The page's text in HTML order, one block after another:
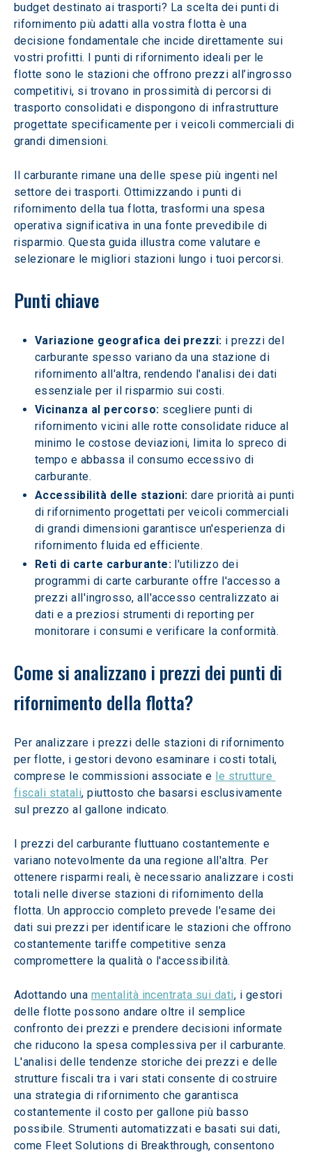
budget destinato ai trasporti? La scelta dei punti di
rifornimento più adatti alla vostra flotta è una
decisione fondamentale che incide direttamente sui
vostri profitti. I punti di rifornimento ideali per le
flotte sono le stazioni che offrono prezzi all’ingrosso
competitivi, si trovano in prossimità di percorsi di
trasporto consolidati e dispongono di infrastrutture
progettate specificamente per i veicoli commerciali di
grandi dimensioni.
Il carburante rimane una delle spese più ingenti nel
settore dei trasporti. Ottimizzando i punti di
rifornimento della tua flotta, trasformi una spesa
operativa significativa in una fonte prevedibile di
risparmio. Questa guida illustra come valutare e
selezionare le migliori stazioni lungo i tuoi percorsi.
Punti chiave
Variazione geografica dei prezzi: i prezzi del
carburante spesso variano da una stazione di
rifornimento all'altra, rendendo l'analisi dei dati
essenziale per il risparmio sui costi.
Vicinanza al percorso: scegliere punti di
rifornimento vicini alle rotte consolidate riduce al
minimo le costose deviazioni, limita lo spreco di
tempo e abbassa il consumo eccessivo di
carburante.
Accessibilità delle stazioni: dare priorità ai punti
di rifornimento progettati per veicoli commerciali
di grandi dimensioni garantisce un'esperienza di
rifornimento fluida ed efficiente.
Reti di carte carburante: l'utilizzo dei
programmi di carte carburante offre l'accesso a
prezzi all'ingrosso, all'accesso centralizzato ai
dati e a preziosi strumenti di reporting per
monitorare i consumi e verificare la conformità.
Come si analizzano i prezzi dei punti di
rifornimento della flotta?
Per analizzare i prezzi delle stazioni di rifornimento
per flotte, i gestori devono esaminare i costi totali,
comprese le commissioni associate e le strutture
fiscali statali, piuttosto che basarsi esclusivamente
sul prezzo al gallone indicato.
I prezzi del carburante fluttuano costantemente e
variano notevolmente da una regione all'altra. Per
ottenere risparmi reali, è necessario analizzare i costi
totali nelle diverse stazioni di rifornimento della
flotta. Un approccio completo prevede l'esame dei
dati sui prezzi per identificare le stazioni che offrono
costantemente tariffe competitive senza
compromettere la qualità o l'accessibilità.
Adottando una mentalità incentrata sui dati, i gestori
delle flotte possono andare oltre il semplice
confronto dei prezzi e prendere decisioni informate
che riducono la spesa complessiva per il carburante.
L'analisi delle tendenze storiche dei prezzi e delle
strutture fiscali tra i vari stati consente di costruire
una strategia di rifornimento che garantisca
costantemente il costo per gallone più basso
possibile. Strumenti automatizzati e basati sui dati,
come Fleet Solutions di Breakthrough, consentono